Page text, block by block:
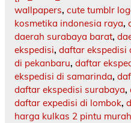
wallpapers, cute tumblr
kosmetika indonesia raya,
daerah surabaya barat,
ekspedisi, daftar ekspedisi
di pekanbaru, daftar
ekspedisi di samarinda,
daftar ekspedisi surabaya,
daftar expedisi di lombok,
harga kulkas 2 pintu murah